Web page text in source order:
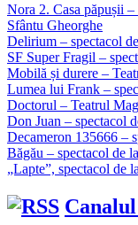
Nora 2. Casa păpușii
Sfântu Gheorghe
Delirium – spectacol
SF Super Fragil –
Mobilă și durere –
Lumea lui Frank –
Doctorul – Teatrul
Don Juan – spectacol
Decameron 135666 –
Băgău – spectacol de
„Lapte”, spectacol de